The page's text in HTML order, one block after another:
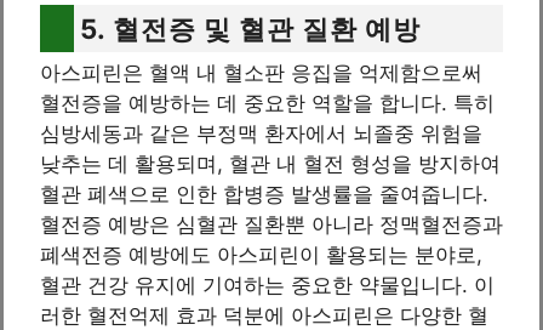
5. 혈전증 및 혈관 질환 예방
아스피린은 혈액 내 혈소판 응집을 억제함으로써
혈전증을 예방하는 데 중요한 역할을 합니다. 특히
심방세동과 같은 부정맥 환자에서 뇌졸중 위험을
낮추는 데 활용되며, 혈관 내 혈전 형성을 방지하여
혈관 폐색으로 인한 합병증 발생률을 줄여줍니다.
혈전증 예방은 심혈관 질환뿐 아니라 정맥혈전증과
폐색전증 예방에도 아스피린이 활용되는 분야로,
혈관 건강 유지에 기여하는 중요한 약물입니다. 이
러한 혈전억제 효과 덕분에 아스피린은 다양한 혈